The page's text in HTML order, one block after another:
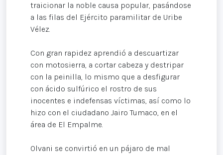
traicionar la noble causa popular, pasándose
a las filas del Ejército paramilitar de Uribe
Vélez.
Con gran rapidez aprendió a descuartizar
con motosierra, a cortar cabeza y destripar
con la peinilla, lo mismo que a desfigurar
con ácido sulfúrico el rostro de sus
inocentes e indefensas víctimas, así como lo
hizo con el ciudadano Jairo Tumaco, en el
área de El Empalme.
Olvani se convirtió en un pájaro de mal